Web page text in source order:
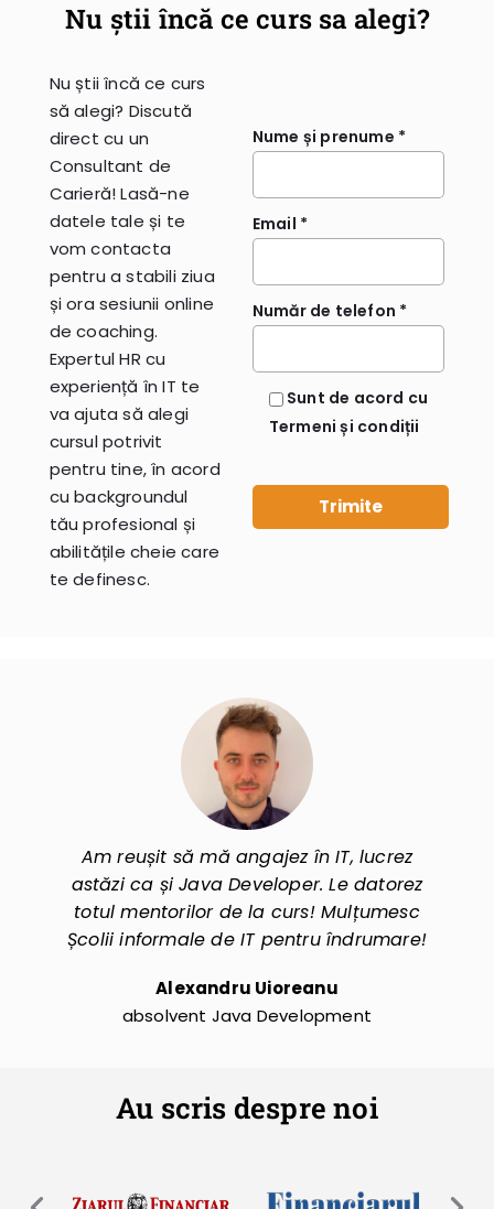
Nu știi încă ce curs sa alegi?
Nu știi încă ce curs
să alegi? Discută
direct cu un
Consultant de
Carieră! Lasă-ne
datele tale și te
vom contacta
pentru a stabili ziua
și ora sesiunii online
de coaching.
Expertul HR cu
experiență în IT te
va ajuta să alegi
cursul potrivit
pentru tine, în acord
cu backgroundul
tău profesional și
abilitățile cheie care
te definesc.
Nume și prenume *
Email *
Număr de telefon *
Sunt de acord cu
Termeni și condiții
Am reușit să mă angajez în IT, lucrez
astăzi ca și Java Developer. Le datorez
totul mentorilor de la curs! Mulțumesc
Școlii informale de IT pentru îndrumare!
Alexandru Uioreanu
absolvent Java Development
Au scris despre noi